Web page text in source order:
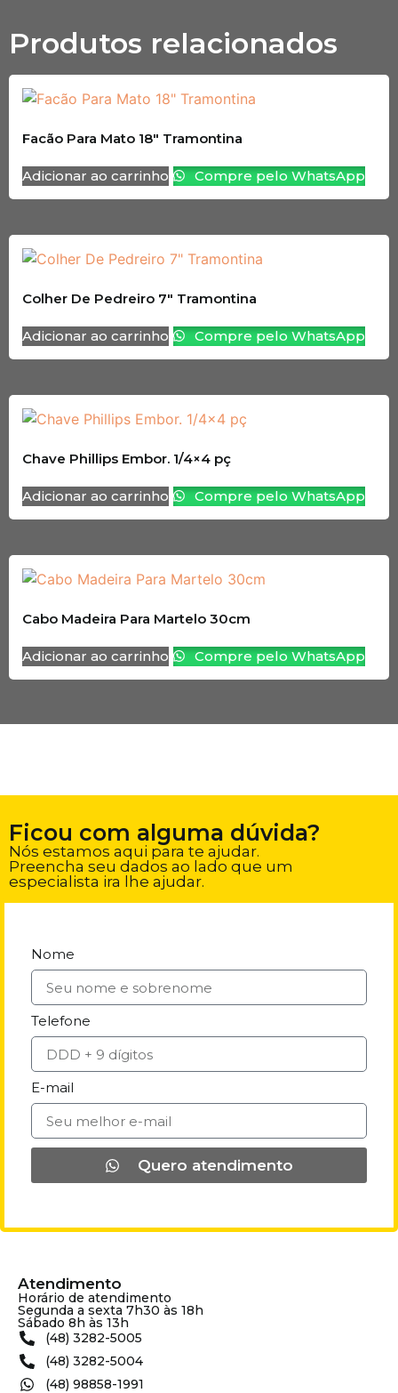
Produtos relacionados
Facão Para Mato 18″ Tramontina
Adicionar ao carrinho Compre pelo WhatsApp
Colher De Pedreiro 7″ Tramontina
Adicionar ao carrinho Compre pelo WhatsApp
Chave Phillips Embor. 1/4×4 pç
Adicionar ao carrinho Compre pelo WhatsApp
Cabo Madeira Para Martelo 30cm
Adicionar ao carrinho Compre pelo WhatsApp
Ficou com alguma dúvida?
Nós estamos aqui para te ajudar.
Preencha seu dados ao lado que um
especialista ira lhe ajudar.
Nome
Telefone
E-mail
Quero atendimento
Atendimento
Horário de atendimento
Segunda a sexta 7h30 às 18h
Sábado 8h às 13h
(48) 3282-5005
(48) 3282-5004
(48) 98858-1991